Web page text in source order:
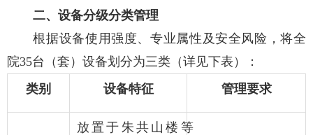
二、设备分级分类管理
根据设备使用强度、专业属性及安全风险，将全
院35台（套）设备划分为三类（详见下表）：
类别
设备特征 管理要求
放置于朱共山楼等